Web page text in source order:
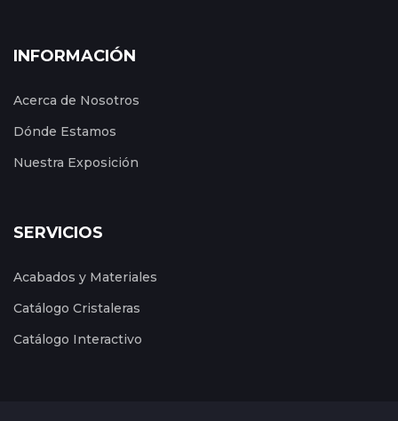
INFORMACIÓN
Acerca de Nosotros
Dónde Estamos
Nuestra Exposición
SERVICIOS
Acabados y Materiales
Catálogo Cristaleras
Catálogo Interactivo